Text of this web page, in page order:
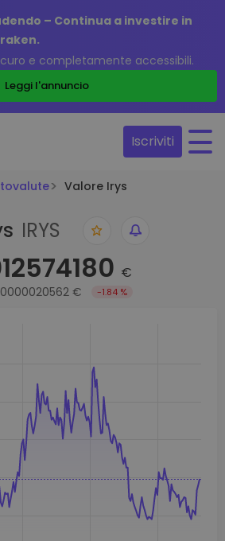
– Continua a investire in
e completamente accessibili.
Leggi l'annuncio
Iscriviti
Valore Irys
IRYS
€
€ -1.84 %